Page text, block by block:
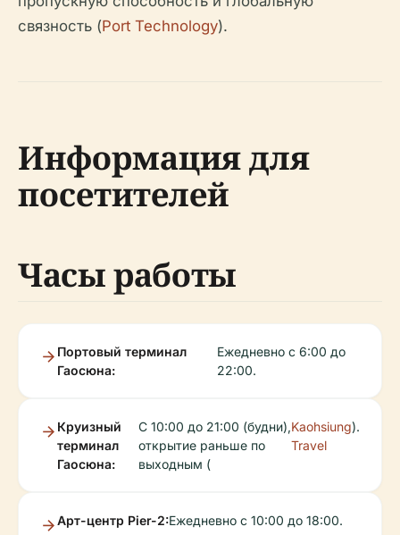
связность (Port Technology).
Информация для
посетителей
Часы работы
Портовый терминал
Гаосюна:
Ежедневно с 6:00 до
22:00.
Круизный
терминал
Гаосюна:
С 10:00 до 21:00 (будни),
открытие раньше по
выходным (
Kaohsiung
Travel
).
Арт-центр Pier-2:Ежедневно с 10:00 до 18:00.